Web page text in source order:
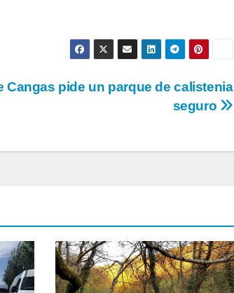
Cangas pide un parque de calistenia
seguro